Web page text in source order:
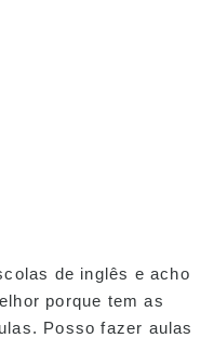
de inglês e acho
porque tem as
Posso fazer aulas